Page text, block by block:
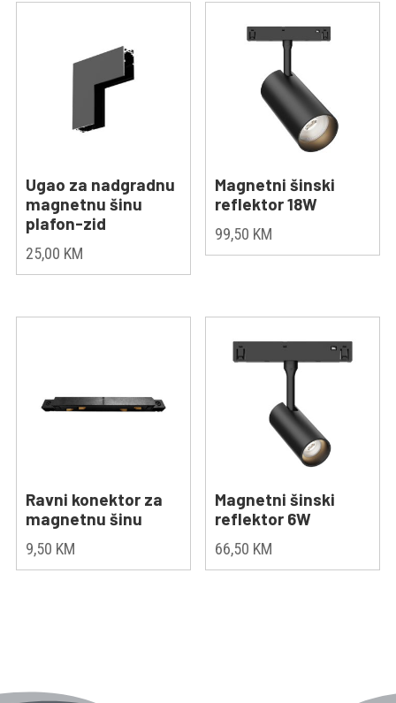
Ugao za nadgradnu
magnetnu šinu
plafon-zid
25,00 KM
Magnetni šinski
reflektor 18W
99,50 KM
Ravni konektor za
magnetnu šinu
9,50 KM
Magnetni šinski
reflektor 6W
66,50 KM